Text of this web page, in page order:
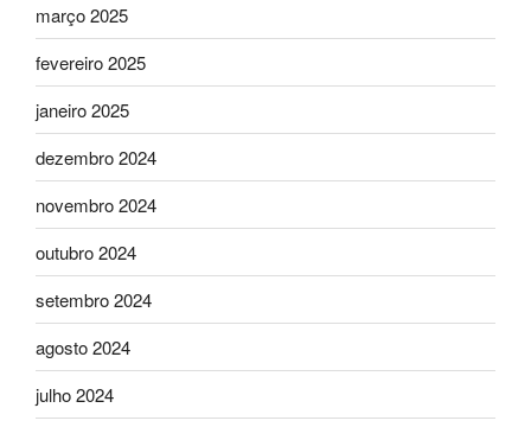
março 2025
fevereiro 2025
janeiro 2025
dezembro 2024
novembro 2024
outubro 2024
setembro 2024
agosto 2024
julho 2024